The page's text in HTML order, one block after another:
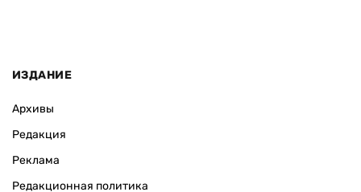
ИЗДАНИЕ
Архивы
Редакция
Реклама
Редакционная политика